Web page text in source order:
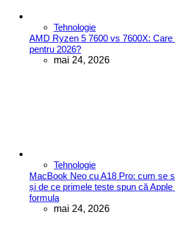
Tehnologie
AMD Ryzen 5 7600 vs 7600X:
pentru 2026?
mai 24, 2026
Tehnologie
MacBook Neo cu A18 Pro: cum se
și de ce primele teste spun că
formula
mai 24, 2026